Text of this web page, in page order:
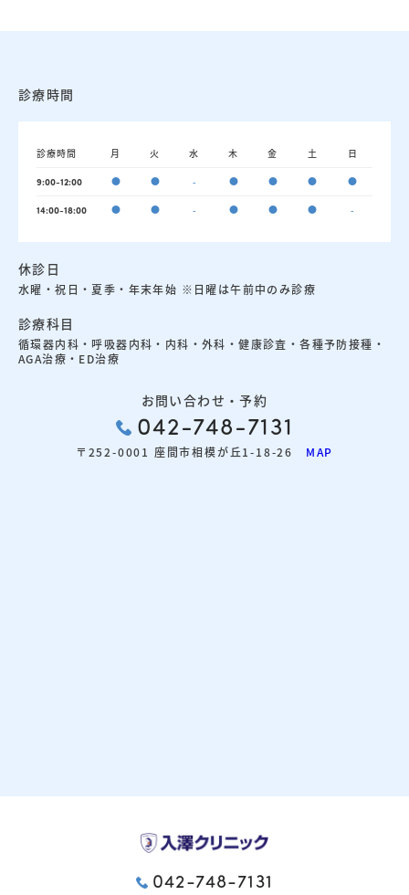
診療時間
診療時間 月 火 水 木 金 土 日
9:00-12:00 ● ● - ● ● ● ●
14:00-18:00 ● ● - ● ● ● -
休診日
水曜・祝日・夏季・年末年始 ※日曜は午前中のみ診療
診療科目
循環器内科・呼吸器内科・内科・外科・健康診査・各種予防接種・
AGA治療・ED治療
お問い合わせ・予約
042-748-7131
〒252-0001 座間市相模が丘1-18-26 MAP
042-748-7131